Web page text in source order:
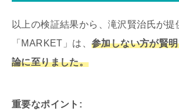
以上の検証結果から、滝沢賢治氏が提
「MARKET」は、 参加しない方が賢
論に至りました。
重要なポイント: